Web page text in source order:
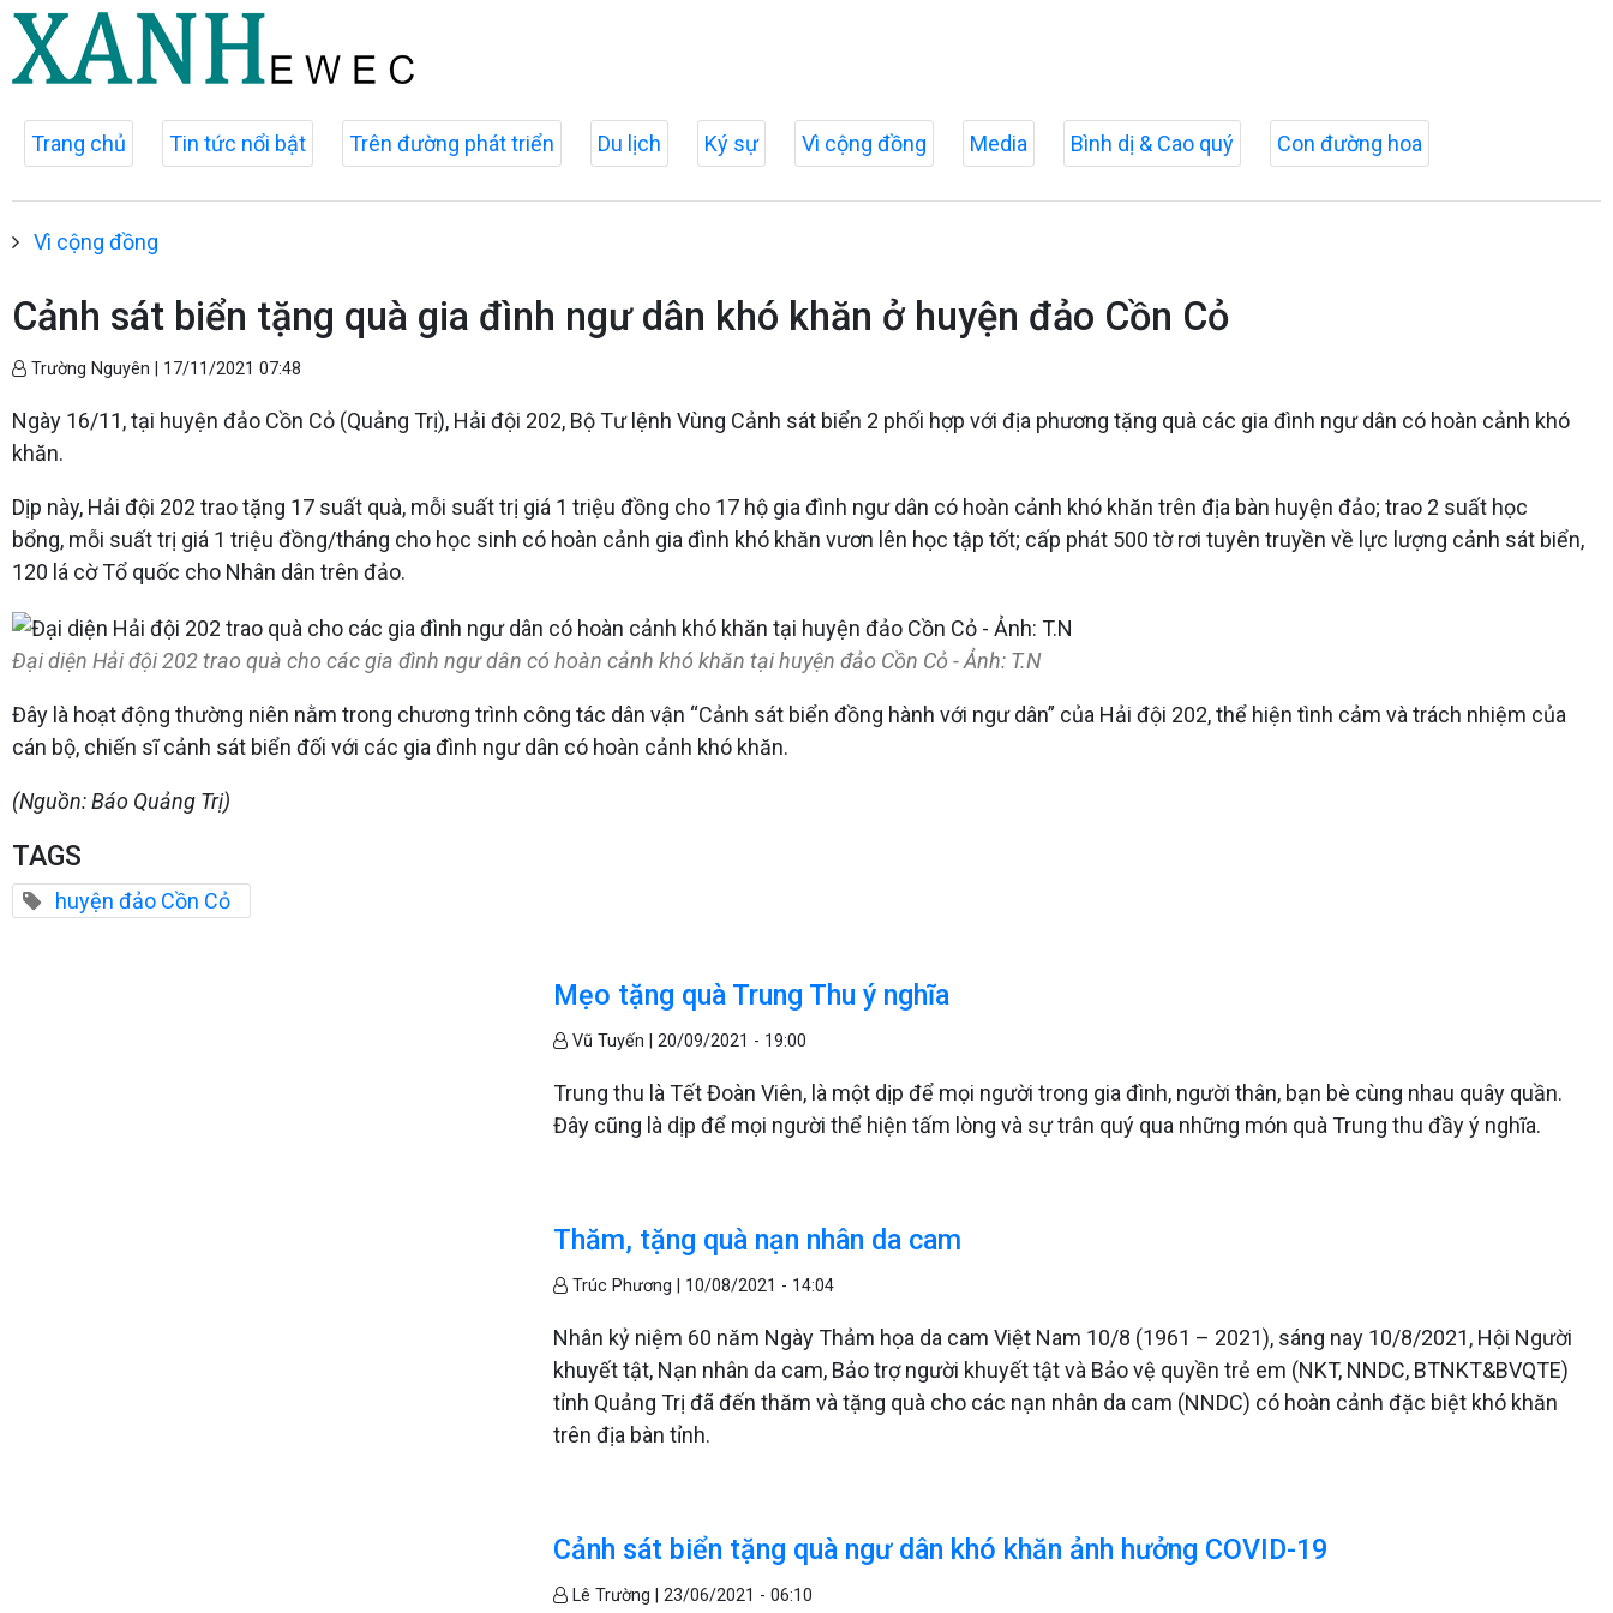
Trang chủ Tin tức nổi bật Trên đường phát triển Du lịch Ký sự Vì cộng đồng Media Bình dị & Cao quý Con đường hoa
Vì cộng đồng
Cảnh sát biển tặng quà gia đình ngư dân khó khăn ở huyện đảo Cồn Cỏ
Trường Nguyên | 17/11/2021 07:48
Ngày 16/11, tại huyện đảo Cồn Cỏ (Quảng Trị), Hải đội 202, Bộ Tư lệnh Vùng Cảnh sát biển 2 phối hợp với địa phương tặng quà các gia đình ngư dân có hoàn cảnh khó
khăn.
Dịp này, Hải đội 202 trao tặng 17 suất quà, mỗi suất trị giá 1 triệu đồng cho 17 hộ gia đình ngư dân có hoàn cảnh khó khăn trên địa bàn huyện đảo; trao 2 suất học
bổng, mỗi suất trị giá 1 triệu đồng/tháng cho học sinh có hoàn cảnh gia đình khó khăn vươn lên học tập tốt; cấp phát 500 tờ rơi tuyên truyền về lực lượng cảnh sát biển,
120 lá cờ Tổ quốc cho Nhân dân trên đảo.
Đại diện Hải đội 202 trao quà cho các gia đình ngư dân có hoàn cảnh khó khăn tại huyện đảo Cồn Cỏ - Ảnh: T.N
Đây là hoạt động thường niên nằm trong chương trình công tác dân vận “Cảnh sát biển đồng hành với ngư dân” của Hải đội 202, thể hiện tình cảm và trách nhiệm của
cán bộ, chiến sĩ cảnh sát biển đối với các gia đình ngư dân có hoàn cảnh khó khăn.
(Nguồn: Báo Quảng Trị)
TAGS
huyện đảo Cồn Cỏ
Mẹo tặng quà Trung Thu ý nghĩa
Vũ Tuyến |20/09/2021 - 19:00
Trung thu là Tết Đoàn Viên, là một dịp để mọi người trong gia đình, người thân, bạn bè cùng nhau quây quần.
Đây cũng là dịp để mọi người thể hiện tấm lòng và sự trân quý qua những món quà Trung thu đầy ý nghĩa.
Thăm, tặng quà nạn nhân da cam
Trúc Phương | 10/08/2021 - 14:04
Nhân kỷ niệm 60 năm Ngày Thảm họa da cam Việt Nam 10/8 (1961 – 2021), sáng nay 10/8/2021, Hội Người
khuyết tật, Nạn nhân da cam, Bảo trợ người khuyết tật và Bảo vệ quyền trẻ em (NKT, NNDC, BTNKT&BVQTE)
tỉnh Quảng Trị đã đến thăm và tặng quà cho các nạn nhân da cam (NNDC) có hoàn cảnh đặc biệt khó khăn
trên địa bàn tỉnh.
Cảnh sát biển tặng quà ngư dân khó khăn ảnh hưởng COVID-19
Lê Trường |23/06/2021 - 06:10